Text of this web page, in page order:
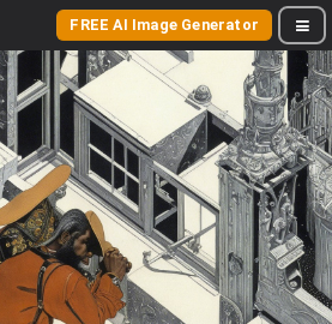
FREE AI Image Generator